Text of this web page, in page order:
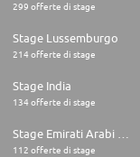
299 offerte di stage
Stage Lussemburgo
214 offerte di stage
Stage India
134 offerte di stage
112 offerte di stage